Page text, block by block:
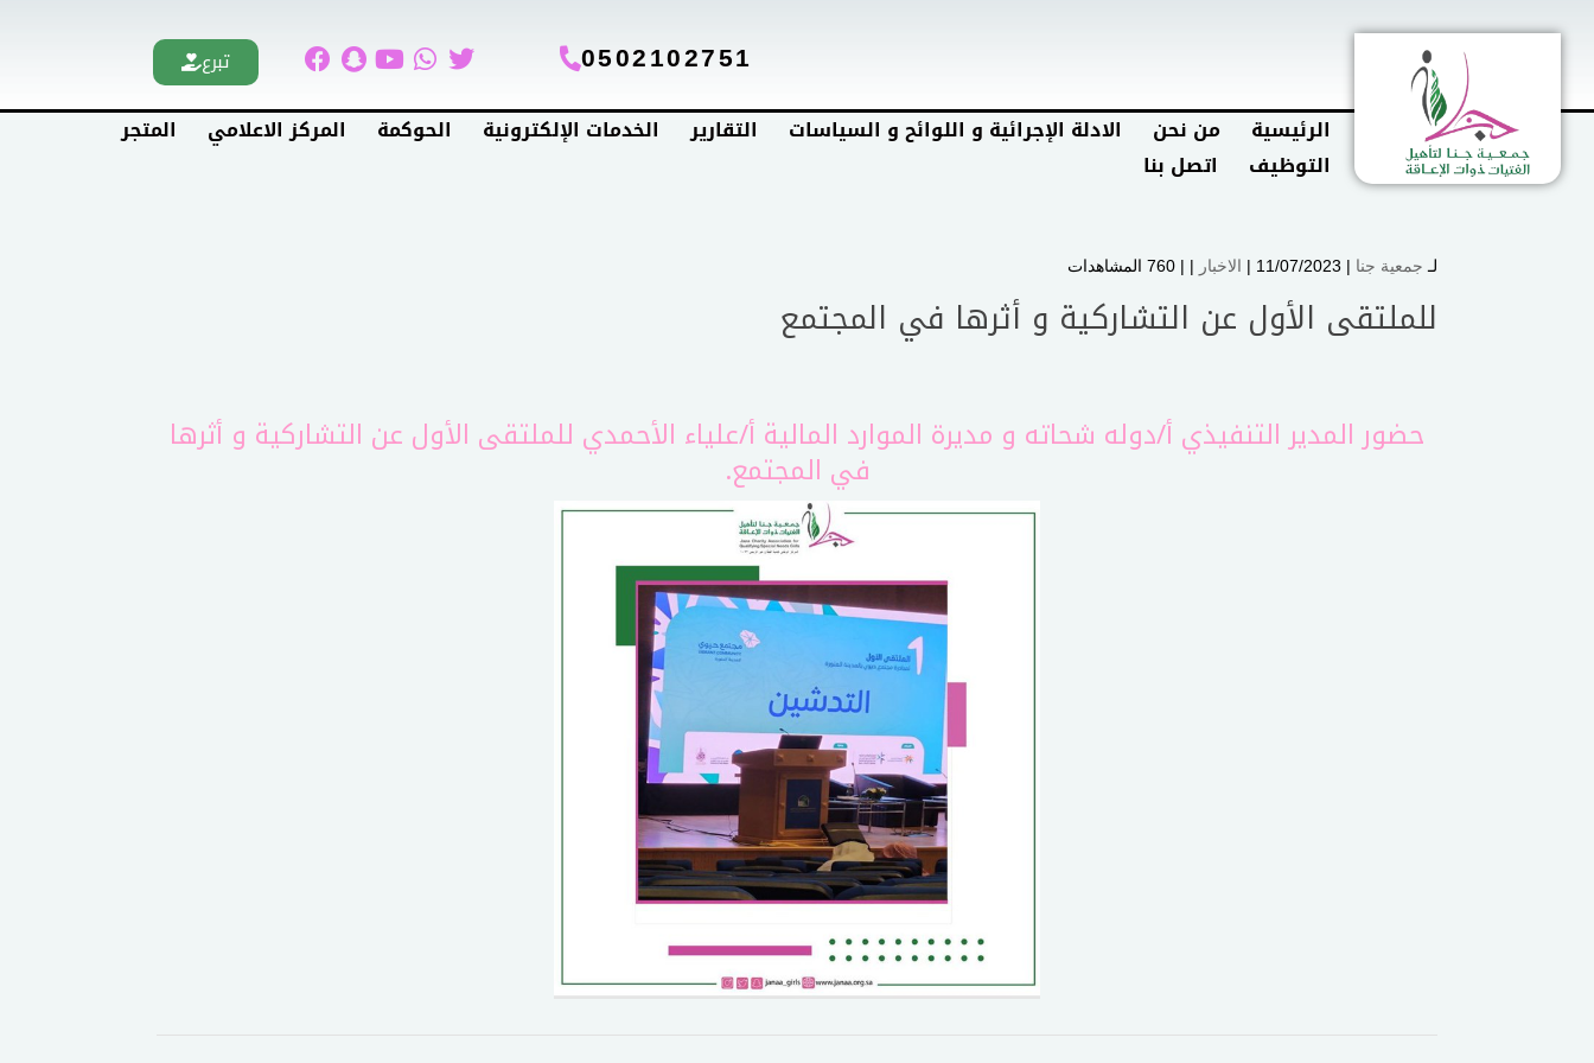
0502102751 تبرع
الرئيسية من نحن الادلة الإجرائية و اللوائح و السياسات التقارير الخدمات الإلكترونية الحوكمة المركز الاعلامي
المتجر
التوظيف
اتصل بنا
لـ جمعية جنا | 11/07/2023 | الاخبار | | 760 المشاهدات
للملتقى الأول عن التشاركية و أثرها في المجتمع
حضور المدير التنفيذي أ/دوله شحاته و مديرة الموارد المالية أ/علياء الأحمدي للملتقى الأول عن التشاركية و أثرها
في المجتمع.